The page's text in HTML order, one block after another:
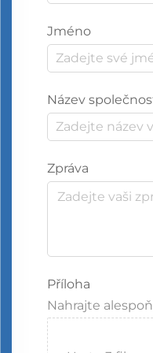
Jméno
Název
Zpráva
Příloha
Nahrajte